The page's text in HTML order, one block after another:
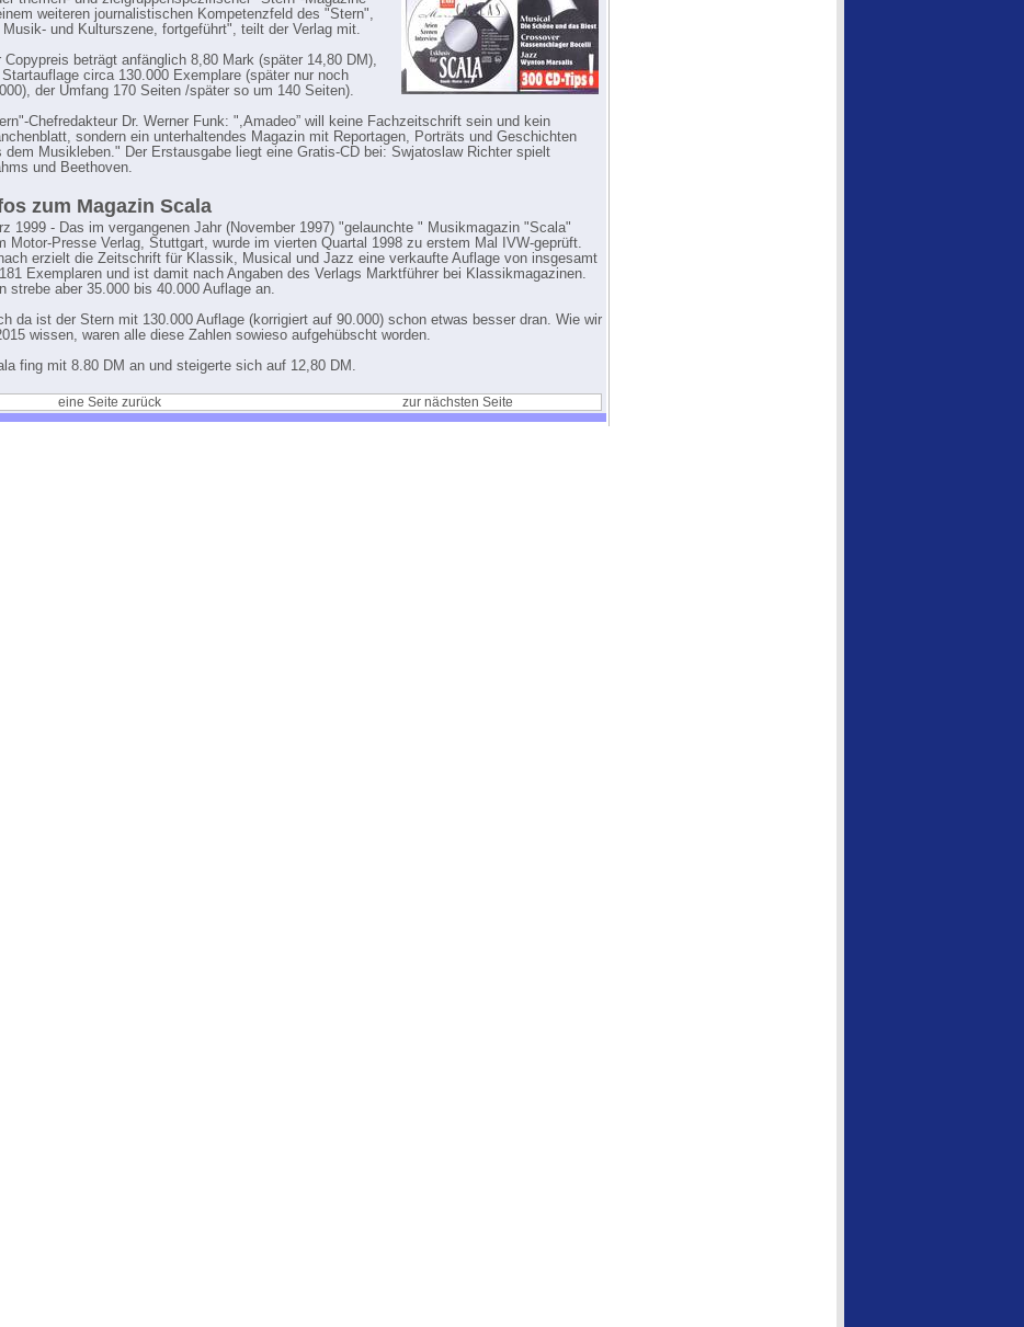
weiteren journalistischen Kompetenzfeld des "Stern",
Musik- und Kulturszene, fortgeführt", teilt der Verlag mit.
Copypreis beträgt anfänglich 8,80 Mark (später 14,80 DM),
circa 130.000 Exemplare (später nur noch
der Umfang 170 Seiten /später so um 140 Seiten).
Chefredakteur Dr. Werner Funk: ",Amadeo” will keine Fachzeitschrift sein und kein
sondern ein unterhaltendes Magazin mit Reportagen, Porträts und Geschichten
dem Musikleben." Der Erstausgabe liegt eine Gratis-CD bei: Swjatoslaw Richter spielt
und Beethoven.
zum Magazin Scala
1999 - Das im vergangenen Jahr (November 1997) "gelaunchte " Musikmagazin "Scala"
Motor-Presse Verlag, Stuttgart, wurde im vierten Quartal 1998 zu erstem Mal IVW-geprüft.
erzielt die Zeitschrift für Klassik, Musical und Jazz eine verkaufte Auflage von insgesamt
Exemplaren und ist damit nach Angaben des Verlags Marktführer bei Klassikmagazinen.
strebe aber 35.000 bis 40.000 Auflage an.
da ist der Stern mit 130.000 Auflage (korrigiert auf 90.000) schon etwas besser dran. Wie wir
wissen, waren alle diese Zahlen sowieso aufgehübscht worden.
fing mit 8.80 DM an und steigerte sich auf 12,80 DM.
eine Seite zurück
zur nächsten Seite